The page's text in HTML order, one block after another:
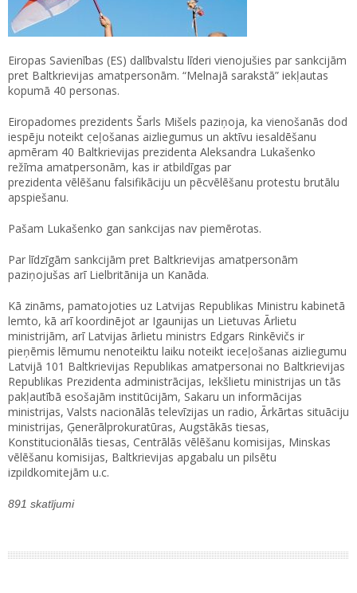
Eiropas Savienības (ES) dalībvalstu līderi vienojušies par sankcijām
pret Baltkrievijas amatpersonām. “Melnajā sarakstā” iekļautas
kopumā 40 personas.
Eiropadomes prezidents Šarls Mišels paziņoja, ka vienošanās dod
iespēju noteikt ceļošanas aizliegumus un aktīvu iesaldēšanu
apmēram 40 Baltkrievijas prezidenta Aleksandra Lukašenko
režīma amatpersonām, kas ir atbildīgas par
prezidenta vēlēšanu falsifikāciju un pēcvēlēšanu protestu brutālu
apspiešanu.
Pašam Lukašenko gan sankcijas nav piemērotas.
Par līdzīgām sankcijām pret Baltkrievijas amatpersonām
paziņojušas arī Lielbritānija un Kanāda.
Kā zināms, pamatojoties uz Latvijas Republikas Ministru kabinetā
lemto, kā arī koordinējot ar Igaunijas un Lietuvas Ārlietu
ministrijām, arī Latvijas ārlietu ministrs Edgars Rinkēvičs ir
pieņēmis lēmumu nenoteiktu laiku noteikt ieceļošanas aizliegumu
Latvijā 101 Baltkrievijas Republikas amatpersonai no Baltkrievijas
Republikas Prezidenta administrācijas, Iekšlietu ministrijas un tās
pakļautībā esošajām institūcijām, Sakaru un informācijas
ministrijas, Valsts nacionālās televīzijas un radio, Ārkārtas situāciju
ministrijas, Ģenerālprokuratūras, Augstākās tiesas,
Konstitucionālās tiesas, Centrālās vēlēšanu komisijas, Minskas
vēlēšanu komisijas, Baltkrievijas apgabalu un pilsētu
izpildkomitejām u.c.
891 skatījumi